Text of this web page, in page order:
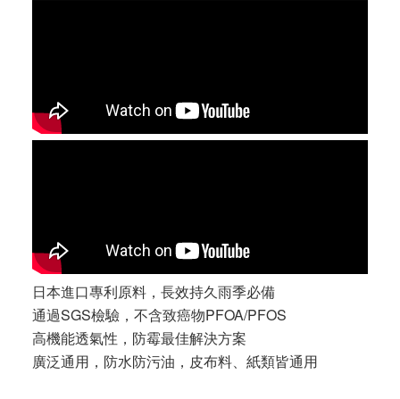
日本進口專利原料，長效持久雨季必備
通過SGS檢驗，不含致癌物PFOA/PFOS
高機能透氣性，防霉最佳解決方案
廣泛通用，防水防污油，皮布料、紙類皆通用